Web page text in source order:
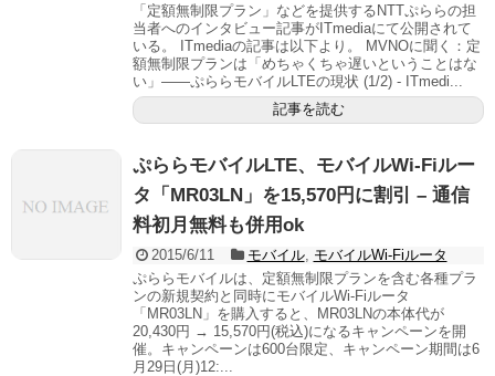
「定額無制限プラン」などを提供するNTTぷららの担
当者へのインタビュー記事がITmediaにて公開されて
いる。 ITmediaの記事は以下より。 MVNOに聞く：定
額無制限プランは「めちゃくちゃ遅いということはな
い」――ぷららモバイルLTEの現状 (1/2) - ITmedi...
記事を読む
ぷららモバイルLTE、モバイルWi-Fiルー
タ「MR03LN」を15,570円に割引 – 通信
料初月無料も併用ok
2015/6/11 モバイル, モバイルWi-Fiルータ
ぷららモバイルは、定額無制限プランを含む各種プラ
ンの新規契約と同時にモバイルWi-Fiルータ
「MR03LN」を購入すると、MR03LNの本体代が
20,430円 → 15,570円(税込)になるキャンペーンを開
催。キャンペーンは600台限定、キャンペーン期間は6
月29日(月)12:...